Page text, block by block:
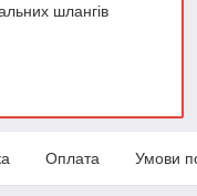
шлангів
Оплата Умови